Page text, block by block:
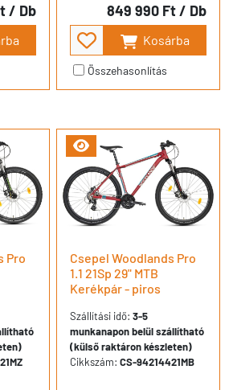
/ Db 849 990 Ft/ Db
Kosárba
Összehasonlítás
Pro
Csepel Woodlands Pro
1.1 21Sp 29" MTB
Kerékpár - piros
Szállítási idő: 3-5
munkanapon belül szállítható
(külső raktáron készleten)
Cikkszám: CS-94214421MB